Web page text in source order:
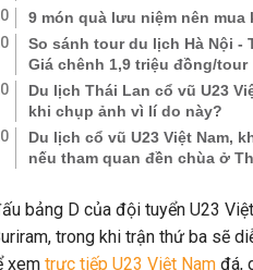
9 món quà lưu niệm nên mua
So sánh tour du lịch Hà Nội -
Giá chênh 1,9 triệu đồng/tour
Du lịch Thái Lan cổ vũ U23
khi chụp ảnh vì lí do này?
Du lịch cổ vũ U23 Việt Nam,
nếu tham quan đền chùa ở
bảng D của đội tuyển U23
trong khi trận thứ ba sẽ
xem trực tiếp U23 Việt Nam đá,